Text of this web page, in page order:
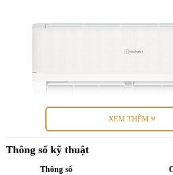
XEM THÊM
Thông số kỹ thuật
Thông số